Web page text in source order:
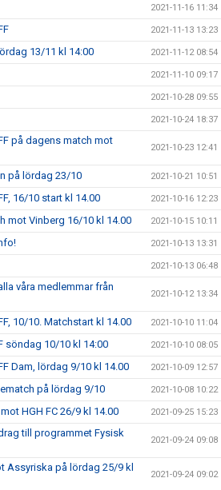
2021-11-16 11:34
2021-11-13 13:23
13/11 kl 14:00 2021-11-12 08:54
2021-11-10 09:17
2021-10-28 09:55
2021-10-24 18:37
på dagens match mot
2021-10-23 12:41
på lördag 23/10 2021-10-21 10:51
16/10 start kl 14.00 2021-10-16 12:23
mot Vinberg 16/10 kl 14.00 2021-10-15 10:11
2021-10-13 13:31
2021-10-13 06:48
våra medlemmar från
2021-10-12 13:34
10/10. Matchstart kl 14.00 2021-10-10 11:04
söndag 10/10 kl 14:00 2021-10-10 08:05
Dam, lördag 9/10 kl 14.00 2021-10-09 12:57
på lördag 9/10 2021-10-08 10:22
HGH FC 26/9 kl 14.00 2021-09-25 15:23
till programmet Fysisk
2021-09-24 09:08
Assyriska på lördag 25/9 kl
2021-09-24 09:02